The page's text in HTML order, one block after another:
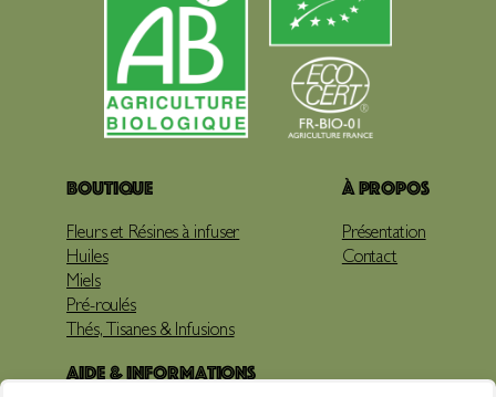
Boutique
Fleurs et Résines à infuser
Huiles
Miels
Pré-roulés
Thés, Tisanes & Infusions
À propos
Présentation
Contact
Aide & Informations